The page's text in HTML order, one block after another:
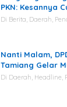
PKN: Kesannya
Kegiatan
Di Berita, Daerah,
Nanti Malam,
Tamiang Gelar
Di Daerah, Headline,